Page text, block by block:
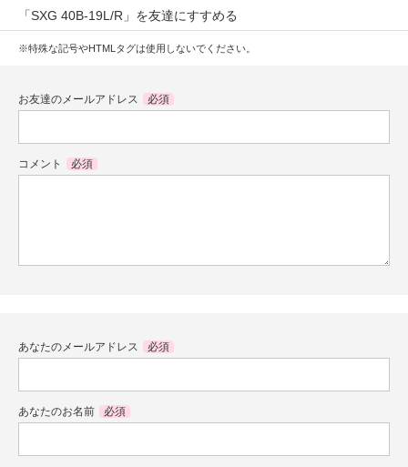
「SXG 40B-19L/R」を友達にすすめる
※特殊な記号やHTMLタグは使用しないでください。
お友達のメールアドレス 必須
コメント 必須
あなたのメールアドレス 必須
あなたのお名前 必須